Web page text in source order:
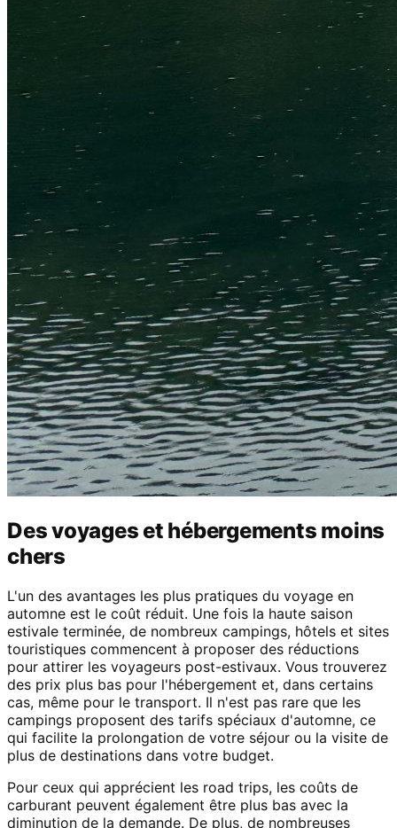
Des voyages et hébergements moins
chers
L'un des avantages les plus pratiques du voyage en
automne est le coût réduit. Une fois la haute saison
estivale terminée, de nombreux campings, hôtels et sites
touristiques commencent à proposer des réductions
pour attirer les voyageurs post-estivaux. Vous trouverez
des prix plus bas pour l'hébergement et, dans certains
cas, même pour le transport. Il n'est pas rare que les
campings proposent des tarifs spéciaux d'automne, ce
qui facilite la prolongation de votre séjour ou la visite de
plus de destinations dans votre budget.
Pour ceux qui apprécient les road trips, les coûts de
carburant peuvent également être plus bas avec la
diminution de la demande. De plus, de nombreuses